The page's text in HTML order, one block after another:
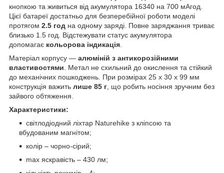
кнопкою та живиться від акумулятора 16340 на 700 мАгод.
Цієї батареї достатньо для безперебійної роботи моделі
протягом 2.5 год на одному заряді. Повне заряджання триває
близько 1.5 год. Відстежувати статус акумулятора
допомагає кольорова індикація.
Матеріал корпусу — алюміній з антикорозійними
властивостями. Метал не схильний до окислення та стійкий
до механічних пошкоджень. При розмірах 25 х 30 х 99 мм
конструкція важить лише 85 г, що робить носіння зручним без
зайвого обтяження.
Характеристики:
світлодіодний ліхтар Naturehike з кліпсою та
вбудованим магнітом;
колір – чорно-сірий;
max яскравість – 430 лм;